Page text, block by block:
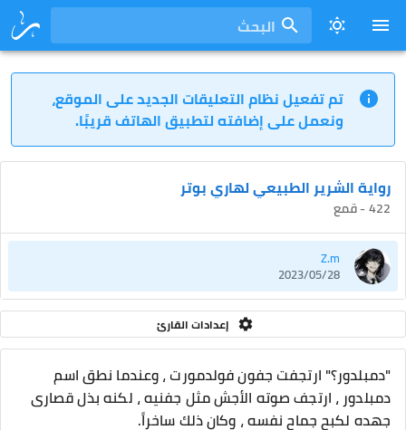
البحث
تم تفعيل نظام التعليقات الجديد على الموقع،
ونعمل على إضافته لتطبيق الهاتف قريبًا.
رواية الشرير الطبيعي لهاري بوتر
422 - قمع
Z.m
2023/05/28
إعدادات القارئ
"دمبلدور؟" ارتجفت جفون فولدمورت ، وعندما نطق اسم
دمبلدور ، ارتجف صوته الأجش مثل جفنيه ، لكنه بذل قصارى
جهده لكبح جماح نفسه ، وكان ذلك ساخراً.